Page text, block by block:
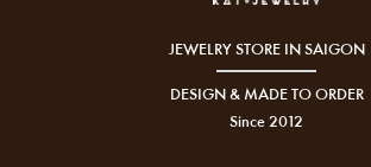
JEWELRY STORE IN SAIGON
DESIGN & MADE TO ORDER
Since 2012